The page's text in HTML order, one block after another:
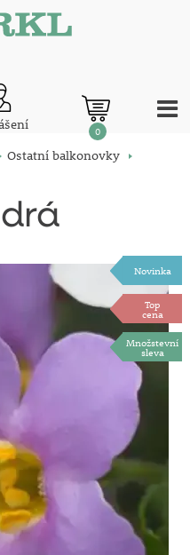
0
Ostatní balkonovky
Novinka
Top
cena
Množstevní
sleva